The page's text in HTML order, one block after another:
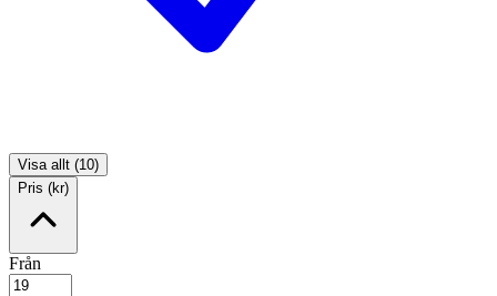
Visa allt (10)
Pris (kr)
Från